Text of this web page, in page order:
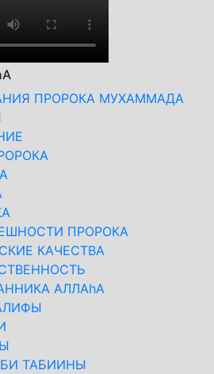
ПРОРОКА МУХАММАДА
ПРОРОКА
КАЧЕСТВА
АЛЛАhА
ТАБИИНЫ